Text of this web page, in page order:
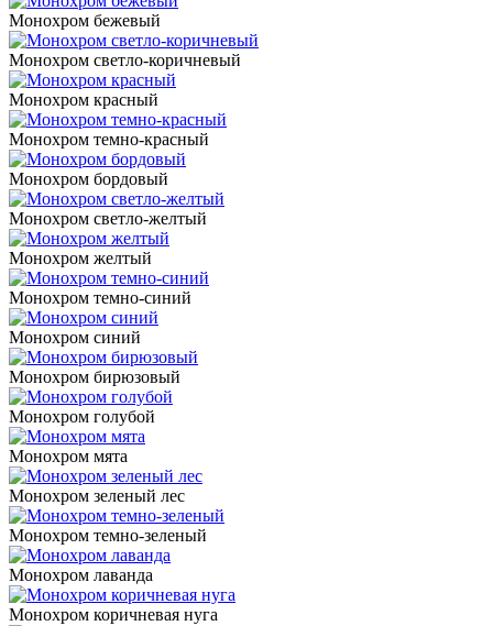
Монохром бежевый
Монохром светло-коричневый
Монохром красный
Монохром темно-красный
Монохром бордовый
Монохром светло-желтый
Монохром желтый
Монохром темно-синий
Монохром синий
Монохром бирюзовый
Монохром голубой
Монохром мята
Монохром зеленый лес
Монохром темно-зеленый
Монохром лаванда
Монохром коричневая нуга